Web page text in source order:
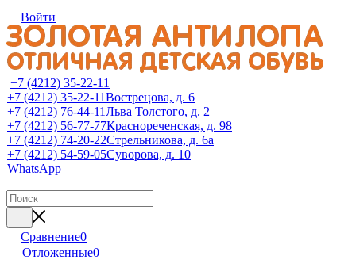
Войти
+7 (4212) 35-22-11
+7 (4212) 35-22-11Вострецова, д. 6
+7 (4212) 76-44-11Льва Толстого, д. 2
+7 (4212) 56-77-77Краснореченская, д. 98
+7 (4212) 74-20-22Стрельникова, д. 6а
+7 (4212) 54-59-05Суворова, д. 10
WhatsApp
Сравнение0
Отложенные0